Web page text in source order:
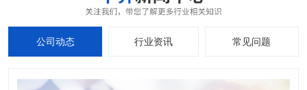
公司动态 行业资讯 常见问题